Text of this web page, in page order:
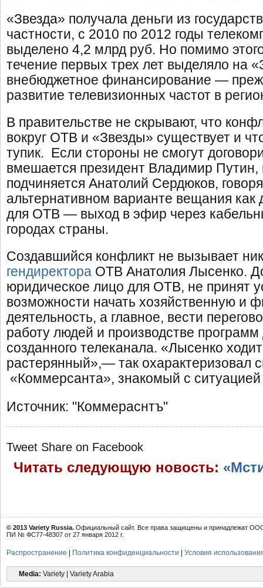
«Звезда» получала деньги из
частности, с 2010 по 2012 годы
выделено 4,2 млрд руб. Но помимо
течение первых трех лет выделяло на
внебюджетное финансирование —
развитие телевизионных частот в
В правительстве не скрывают, что
вокруг ОТВ и «Звезды» существует и
тупик. Если стороны не смогут
вмешается президент Владимир
подчиняется Анатолий Сердюков,
альтернативном варианте вещания как
для ОТВ — выход в эфир через
городах страны.
Создавшийся конфликт не вызывает
гендиректора ОТВ Анатолия Лысенко.
юридическое лицо для ОТВ, не принят
возможности начать хозяйственную и
деятельность, а главное, вести
работу людей и производстве программ
созданного телеканала. «Лысенко
растерянный»,— так охарактеризовал
«Коммерсанта», знакомый с
Источник: "Коммераснтъ"
Tweet Share on Facebook
Читать следующую новость:
© 2013 Variety Russia. Официальный сайт. Все права защищены и принадлежат
ПИ № ФС77-48307 от 27 января 2012 г.
Распространение Политика конфиденциальности Условия
Media: Variety | Variety Arabia